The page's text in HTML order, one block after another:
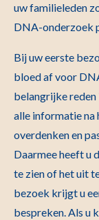
uw familieleden
DNA-onderzoek
Bij uw eerste
bloed af voor
belangrijke reden
alle informatie na
overdenken en
Daarmee heeft u
te zien of het uit
bezoek krijgt u
bespreken. Als u